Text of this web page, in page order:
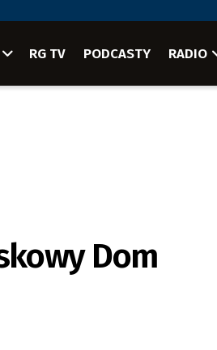
RG TV PODCASTY RADIO
Dom